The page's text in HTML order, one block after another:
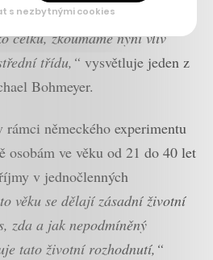
ale univerzální investicí do
celku, zkoumáme nyní vliv
třídu,“ vysvětluje jeden z
Bohmeyer.
německého experimentu
osobám ve věku od 21 do 40 let
v jednočlenných
věku se dělají zásadní životní
zda a jak nepodmíněný
tato životní rozhodnutí,“
s nezbytnými cookies